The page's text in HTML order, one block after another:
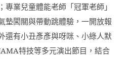
業兒童體能老師「冠軍老師」
墊闖關與帶動跳體驗，一開放報
還有小丑彥彥與呀咪、小綠人默
特技等多元演出節目，結合